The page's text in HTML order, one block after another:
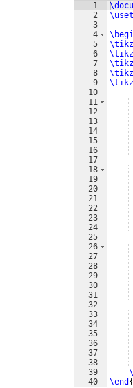
1
2
3
4
5
6
7
8
9
10
11
12
13
14
15
16
17
18
19
20
21
22
23
24
25
26
27
28
29
30
31
32
33
34
35
36
37
38
39
40
\end {